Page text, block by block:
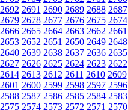
2692 2691 2690 2689 2688 2687
2679 2678 2677 2676 2675 2674
2666 2665 2664 2663 2662 2661
2653 2652 2651 2650 2649 2648
2640 2639 2638 2637 2636 2635
2627 2626 2625 2624 2623 2622
2614 2613 2612 2611 2610 2609
2601 2600 2599 2598 2597 2596
2588 2587 2586 2585 2584 2583
2575 2574 2573 2572 2571 2570